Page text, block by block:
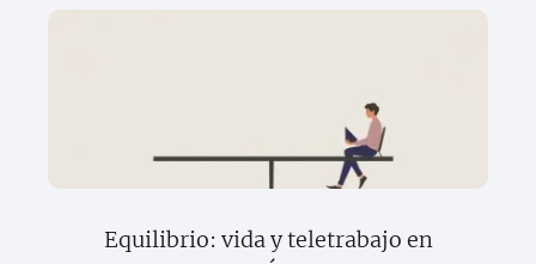
Equilibrio: vida y teletrabajo en